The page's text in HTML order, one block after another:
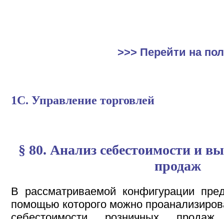
>>> Перейти на
1С. Управление торговлей
§ 80. Анализ себестоимости и
продаж
В рассматриваемой конфигурации
помощью которого можно